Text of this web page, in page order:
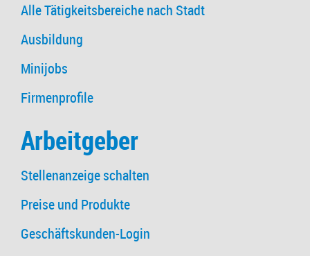
Alle Tätigkeitsbereiche nach Stadt
Ausbildung
Minijobs
Firmenprofile
Arbeitgeber
Stellenanzeige schalten
Preise und Produkte
Geschäftskunden-Login